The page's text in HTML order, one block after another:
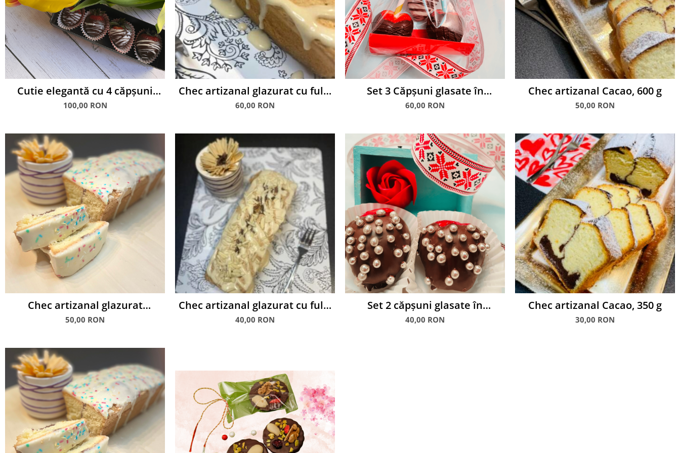
Cutie elegantă cu 4 căpșuni
glasate în ciocolată albă și
100,00 RON
Chec artizanal glazurat cu fulgi
MIGDALE, 600 g
60,00 RON
Set 3 Căpșuni glasate în
ciocolată
60,00 RON
Chec artizanal Cacao, 600 g
50,00 RON
Chec artizanal glazurat
Curcubeu, 600 g
50,00 RON
Chec artizanal glazurat cu fulgi
MIGDALE, 350 g
40,00 RON
Set 2 căpșuni glasate în
ciocolată
40,00 RON
Chec artizanal Cacao, 350 g
30,00 RON